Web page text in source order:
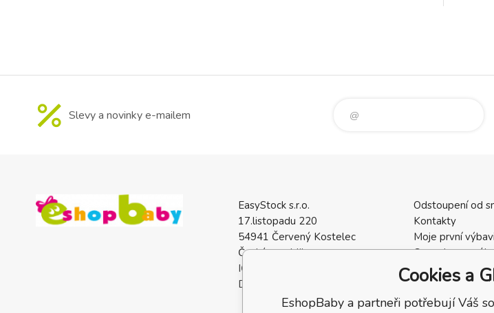
Slevy a novinky e-mailem
EasyStock s.r.o.
17.listopadu 220
54941 Červený Kostelec
Česká republika
IČO: 07727402
DIČ: CZ07727402
Odstoupení od
Kontakty
Moje první
Ceny
Vrácení zboží /
Reklamace
Recenze
Cookies a
EshopBaby a partneři potřebují Váš